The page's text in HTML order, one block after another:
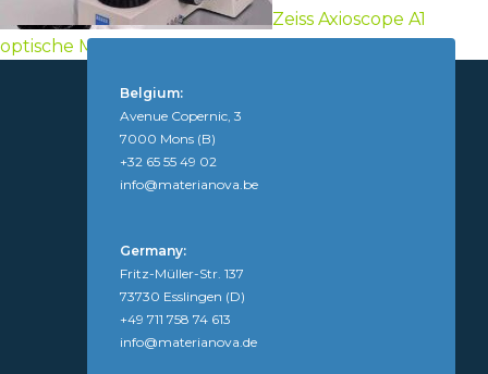
Zeiss Axioscope A1
optische Mikroskopie
Belgium:
Avenue Copernic, 3
7000 Mons (B)
+32 65 55 49 02
info@materianova.be
Germany:
Fritz-Müller-Str. 137
73730 Esslingen (D)
+49 711 758 74 613
info@materianova.de